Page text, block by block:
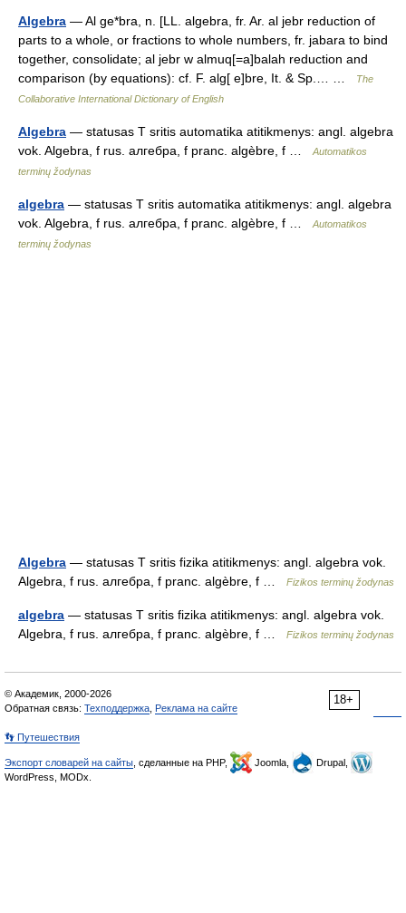
Algebra — Al ge*bra, n. [LL. algebra, fr. Ar. al jebr reduction of
parts to a whole, or fractions to whole numbers, fr. jabara to bind
together, consolidate; al jebr w almuq[=a]balah reduction and
comparison (by equations): cf. F. alg[ e]bre, It. & Sp.… …
The
Collaborative International Dictionary of English
Algebra — statusas T sritis automatika atitikmenys: angl. algebra
vok. Algebra, f rus. алгебра, f pranc. algèbre, f …
Automatikos
terminų žodynas
algebra — statusas T sritis automatika atitikmenys: angl. algebra
vok. Algebra, f rus. алгебра, f pranc. algèbre, f …
Automatikos
terminų žodynas
Algebra — statusas T sritis fizika atitikmenys: angl. algebra vok.
Algebra, f rus. алгебра, f pranc. algèbre, f …
Fizikos terminų žodynas
algebra — statusas T sritis fizika atitikmenys: angl. algebra vok.
Algebra, f rus. алгебра, f pranc. algèbre, f …
Fizikos terminų žodynas
18+
© Академик, 2000-2026
Обратная связь: Техподдержка Реклама на сайте
👣 Путешествия
Экспорт словарей на сайты , сделанные на PHP, Joomla,
Drupal,
WordPress, MODx.